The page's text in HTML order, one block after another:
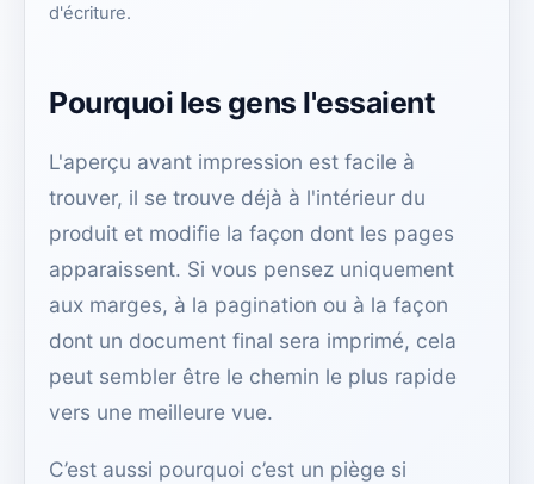
d'écriture.
Pourquoi les gens l'essaient
L'aperçu avant impression est facile à
trouver, il se trouve déjà à l'intérieur du
produit et modifie la façon dont les pages
apparaissent. Si vous pensez uniquement
aux marges, à la pagination ou à la façon
dont un document final sera imprimé, cela
peut sembler être le chemin le plus rapide
vers une meilleure vue.
C’est aussi pourquoi c’est un piège si